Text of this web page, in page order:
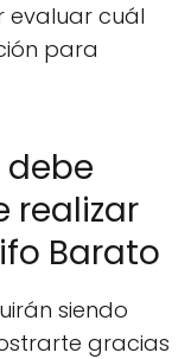
evaluar cuál
para
realizar
Barato
siendo
gracias